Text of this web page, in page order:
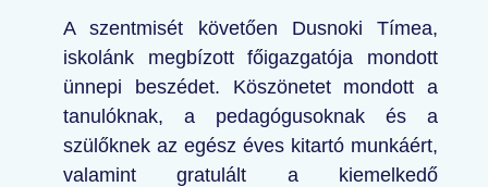
A szentmisét követően Dusnoki Tímea,
iskolánk megbízott főigazgatója mondott
ünnepi beszédet. Köszönetet mondott a
tanulóknak, a pedagógusoknak és a
szülőknek az egész éves kitartó munkáért,
valamint gratulált a kiemelkedő